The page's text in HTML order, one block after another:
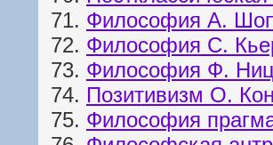
71. Философия А.
72. Философия С.
73. Философия Ф.
74. Позитивизм О.
75. Философия